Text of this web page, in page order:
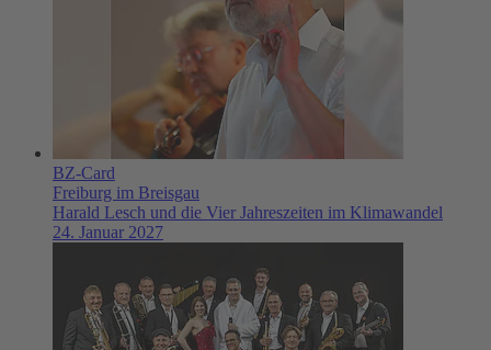
BZ-Card
Freiburg im Breisgau
Harald Lesch und die Vier Jahreszeiten im Klimawandel
24. Januar 2027